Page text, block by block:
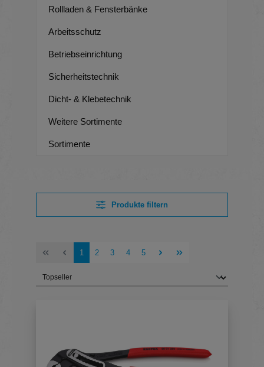
Rollladen & Fensterbänke
Arbeitsschutz
Betriebseinrichtung
Sicherheitstechnik
Dicht- & Klebetechnik
Weitere Sortimente
Sortimente
Produkte filtern
Seite
1 Seite
2 Seite
3 Seite
4 Seite
5